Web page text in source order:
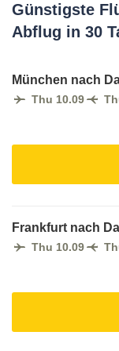
Günstigste
Abflug in 30
München nach
Thu 10.09
Frankfurt nach
Thu 10.09